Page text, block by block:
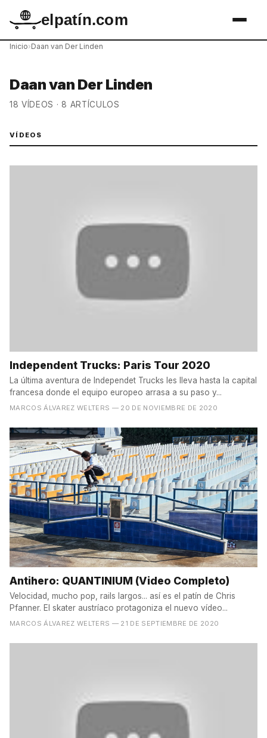
elpatín.com
Inicio›Daan van Der Linden
Daan van Der Linden
18 VÍDEOS · 8 ARTÍCULOS
VÍDEOS
Independent Trucks: Paris Tour 2020
La última aventura de Independet Trucks les lleva hasta la capital
francesa donde el equipo europeo arrasa a su paso y...
MARCOS ÁLVAREZ WELTERS — 20 DE NOVIEMBRE DE 2020
Antihero: QUANTINIUM (Video Completo)
Velocidad, mucho pop, rails largos... así es el patín de Chris
Pfanner. El skater austríaco protagoniza el nuevo vídeo...
MARCOS ÁLVAREZ WELTERS — 21 DE SEPTIEMBRE DE 2020